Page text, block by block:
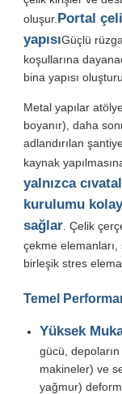
Bir İndirim İste
Çelik yapı
Çelik yapı
Çelik yapı
Çelik yapı
Çelik çerçeve
oluşur. Portal
yapısıGüçlü
koşullarına
bina yapısı
Metal yapılar
boyanır), daha
adlandırılan
kaynak
yalnızca
kurulumu
sağlar . Çelik
çekme elemanları,
birleşik stres
Temel
Yüksek
gücü,
makineler) ve
yağmur)